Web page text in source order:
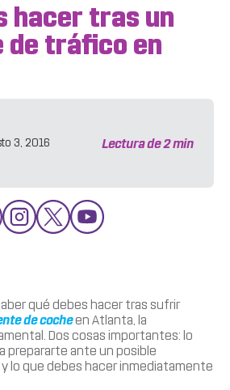
hacer tras un
de tráfico en
3, 2016 Lectura de2min
qué debes hacer tras sufrir
de cocheen Atlanta, la
Dos cosas importantes: lo
prepararte ante un posible
lo que debes hacer inmediatamente